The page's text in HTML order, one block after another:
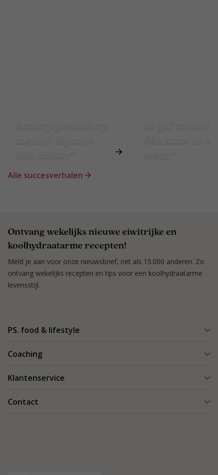
Alle succesverhalen
Ontvang wekelijks nieuwe eiwitrijke en
koolhydraatarme recepten!
Meld je aan voor onze nieuwsbrief, net als 15.000 anderen. Zo
ontvang wekelijks recepten en tips voor een koolhydraatarme
levensstijl.
PS. food & lifestyle
Re-boost pakket
Coaching
Blog & Tips
Klantenservice
Contact